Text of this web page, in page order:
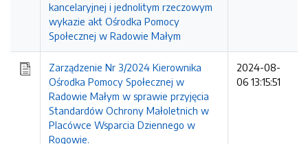
kancelaryjnej i jednolitym rzeczowym
wykazie akt Ośrodka Pomocy
Społecznej w Radowie Małym
Zarządzenie Nr 3/2024 Kierownika
Ośrodka Pomocy Społecznej w
Radowie Małym w sprawie przyjęcia
Standardów Ochrony Małoletnich w
Placówce Wsparcia Dziennego w
Rogowie.
2024-08-
06 13:15:51